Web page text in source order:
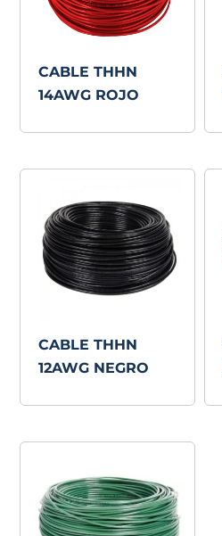
CABLE THHN
14AWG ROJO
CABLE THHN
12AWG NEGRO